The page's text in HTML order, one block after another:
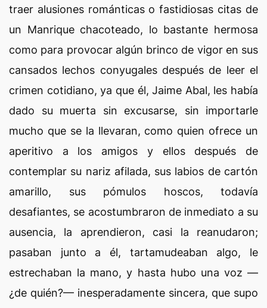
traer alusiones románticas o fastidiosas citas de
un Manrique chacoteado, lo bastante hermosa
como para provocar algún brinco de vigor en sus
cansados lechos conyugales después de leer el
crimen cotidiano, ya que él, Jaime Abal, les había
dado su muerta sin excusarse, sin importarle
mucho que se la llevaran, como quien ofrece un
aperitivo a los amigos y ellos después de
contemplar su nariz afilada, sus labios de cartón
amarillo, sus pómulos hoscos, todavía
desafiantes, se acostumbraron de inmediato a su
ausencia, la aprendieron, casi la reanudaron;
pasaban junto a él, tartamudeaban algo, le
estrechaban la mano, y hasta hubo una voz —
¿de quién?— inesperadamente sincera, que supo